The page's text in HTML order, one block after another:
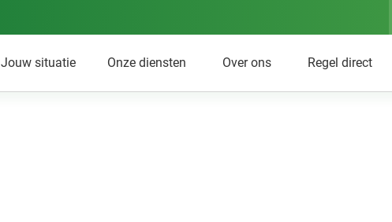
Jouw situatie Onze diensten Over ons Regel direct